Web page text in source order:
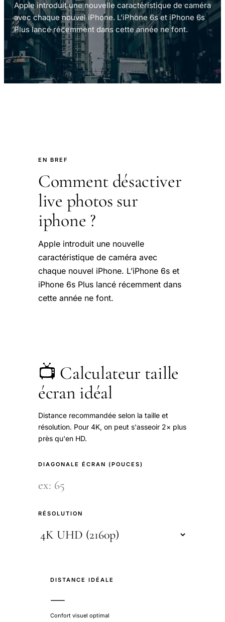
Apple introduit une nouvelle caractéristique de caméra
avec chaque nouvel iPhone. L’iPhone 6s et iPhone 6s
Plus lancé récemment dans cette année ne font.
EN BREF
Comment désactiver
live photos sur
iphone ?
Apple introduit une nouvelle
caractéristique de caméra avec
chaque nouvel iPhone. L’iPhone 6s et
iPhone 6s Plus lancé récemment dans
cette année ne font.
📺 Calculateur taille
écran idéal
Distance recommandée selon la taille et
résolution. Pour 4K, on peut s'asseoir 2× plus
près qu'en HD.
DIAGONALE ÉCRAN (POUCES)
RÉSOLUTION
DISTANCE IDÉALE
—
Confort visuel optimal